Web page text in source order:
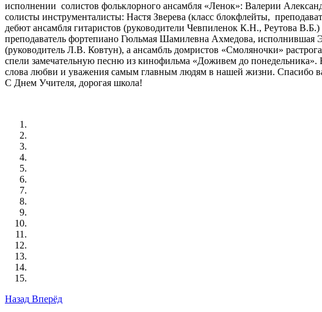
исполнении солистов фольклорного ансамбля «Ленок»: Валерии
солисты инструменталисты: Настя Зверева (класс блокфлейты,
дебют ансамбля гитаристов (руководители Чевпиленок К.Н., Реутова
преподаватель фортепиано Гюльмая Шамилевна Ахмедова, исполнившая
(руководитель Л.В. Ковтун), а ансамбль домристов «Смоляночки»
спели замечательную песню из кинофильма «Доживем до понедельника».
слова любви и уважения самым главным людям в нашей жизни. Спасибо
С Днем Учителя, дорогая школа!
Назад Вперёд